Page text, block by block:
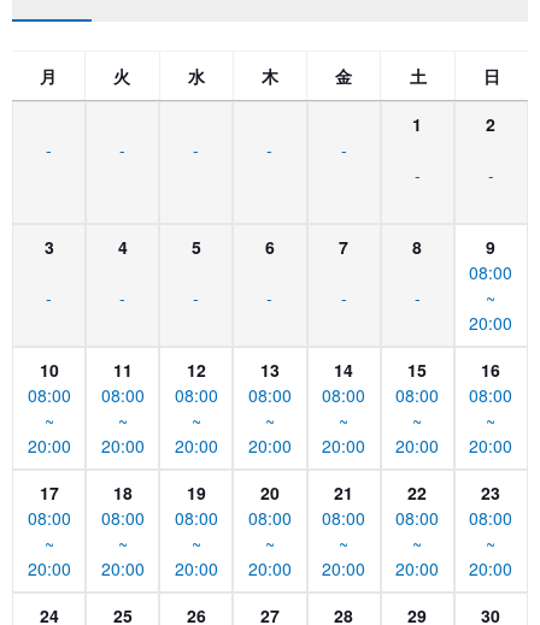
月 火 水 木 金 土 日
- - - - -
1
-
2
-
3
-
4
-
5
-
6
-
7
-
8
-
9
08:00
~
20:00
10
08:00
~
20:00
11
08:00
~
20:00
12
08:00
~
20:00
13
08:00
~
20:00
14
08:00
~
20:00
15
08:00
~
20:00
16
08:00
~
20:00
17
08:00
~
20:00
18
08:00
~
20:00
19
08:00
~
20:00
20
08:00
~
20:00
21
08:00
~
20:00
22
08:00
~
20:00
23
08:00
~
20:00
24
25 26 27 28 29 30